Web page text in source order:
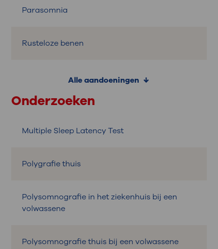
Parasomnia
Rusteloze benen
Alle aandoeningen
Onderzoeken
Multiple Sleep Latency Test
Polygrafie thuis
Polysomnografie in het ziekenhuis bij een
volwassene
Polysomnografie thuis bij een volwassene